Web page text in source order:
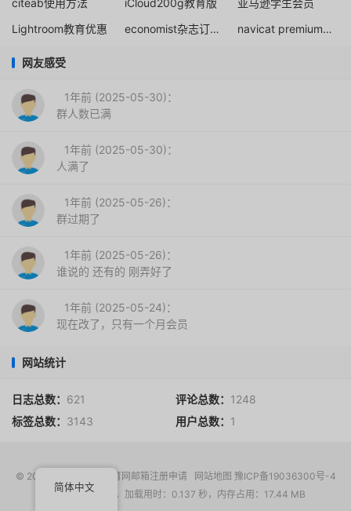
citeab使用方法
iCloud200g教育版
亚马逊学生会员
Lightroom教育优惠
economist杂志订阅折扣 navicat premium免破解激活下载
网友感受
1年前 (2025-05-30)：
群人数已满
1年前 (2025-05-30)：
人满了
1年前 (2025-05-26)：
群过期了
1年前 (2025-05-26)：
谁说的 还有的 刚弄好了
1年前 (2025-05-24)：
现在改了，只有一个月会员
网站统计
日志总数： 621 评论总数： 1248
标签总数： 3143 用户总数： 1
© 2017-2026 EDU教育网邮箱注册申请 网站地图 豫ICP备19036300号-4
请求次数：14 次，加载用时：0.137 秒，内存占用：17.44 MB
简体中文